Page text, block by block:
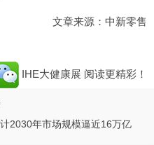
文章来源：中新零售
IHE大健康展 阅读更精彩！
2030年市场规模逼近16万亿